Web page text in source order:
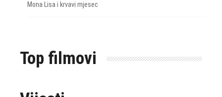
Mona Lisa i krvavi mjesec
Top filmovi